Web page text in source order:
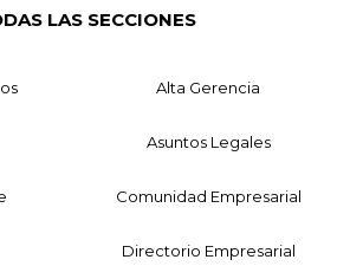
LAS SECCIONES
Alta Gerencia
Asuntos Legales
Comunidad Empresarial
Directorio Empresarial